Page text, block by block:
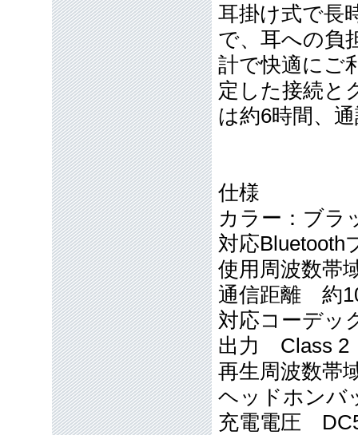
耳掛け式で長
で、耳への負
計で快適にご
定した接続と
は約6時間、
仕様
カラー：ブラ
対応
使用周波数帯
通信距離 約
対応コーデ
出力 Class 2
再生周波数帯
ヘッドホンバ
充電電圧